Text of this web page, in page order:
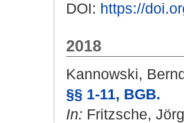
DOI: https://
2018
Kannowski,
§§ 1-11, BGB.
In: Fritzsche, Jörg